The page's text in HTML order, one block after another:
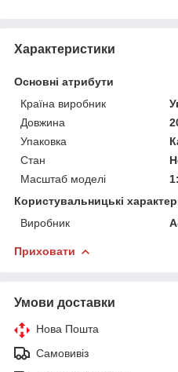
Характеристики
Основні атрибути
Країна виробник
Довжина
Упаковка
Стан
Масштаб моделі
Користувальницькі
Виробник
Приховати
Умови доставки
Нова Пошта
Самовивіз